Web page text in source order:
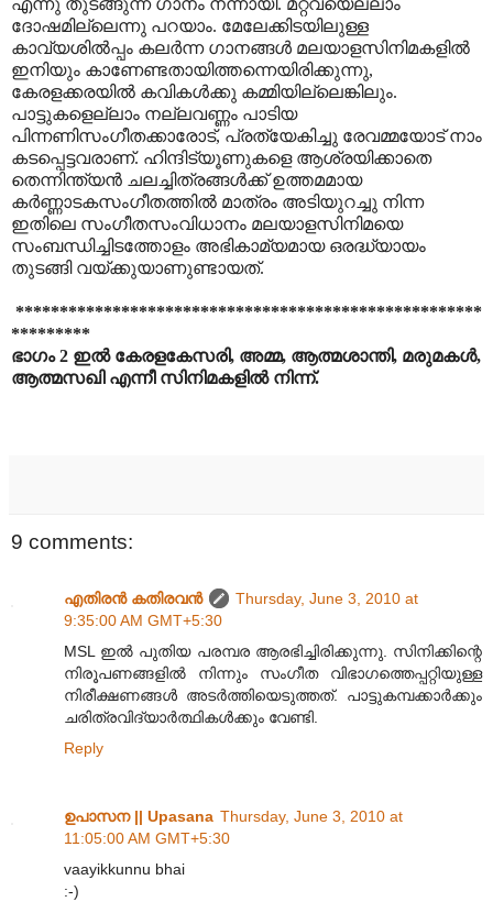
ദോഷമില്ലെന്നു പറയാം. മേലേക്കിടയിലുള്ള
കാവ്യശിൽ‌പ്പം കലർന്ന ഗാനങ്ങൾ മലയാളസിനിമകളിൽ
ഇനിയും കാണേണ്ടതായിത്തന്നെയിരിക്കുന്നു,
കേരളക്കരയിൽ കവികൾക്കു കമ്മിയില്ലെങ്കിലും.
പാട്ടുകളെല്ലാം നല്ലവണ്ണം പാടിയ
പിന്നണിസംഗീതക്കാരോട്, പ്രത്യേകിച്ചു രേവമ്മയോട് നാം
കടപ്പെട്ടവരാണ്. ഹിന്ദിട്യൂണുകളെ ആശ്രയിക്കാതെ
തെന്നിന്ത്യൻ ചലച്ചിത്രങ്ങൾക്ക് ഉത്തമമായ
കർണ്ണാടകസംഗീതത്തിൽ മാത്രം അടിയുറച്ചു നിന്ന
ഇതിലെ സംഗീതസംവിധാനം മലയാളസിനിമയെ
സംബന്ധിച്ചിടത്തോളം അഭികാമ്യമായ ഒരദ്ധ്യായം
തുടങ്ങി വയ്ക്കുയാണുണ്ടായത്.
*****************************************************
*********
ഭാഗം 2 ഇൽ കേരളകേസരി, അമ്മ, ആത്മശാന്തി, മരുമകൾ,
ആത്മസഖി എന്നീ സിനിമകളിൽ നിന്ന്.
9 comments:
എതിരന്‍ കതിരവന്‍
Thursday, June 3, 2010 at
9:35:00 AM GMT+5:30
MSL ഇൽ പുതിയ പരമ്പര ആരഭിച്ചിരിക്കുന്നു. സിനിക്കിന്റെ
നിരൂപണങ്ങളിൽ നിന്നും സംഗീത വിഭാഗത്തെപ്പറ്റിയുള്ള
നിരീക്ഷണങ്ങൾ അടർത്തിയെടുത്തത്. പാട്ടുകമ്പക്കാർക്കും
ചരിത്രവിദ്യാർത്ഥികൾക്കും വേണ്ടി.
Reply
ഉപാസന || Upasana Thursday, June 3, 2010 at
11:05:00 AM GMT+5:30
vaayikkunnu bhai
:-)